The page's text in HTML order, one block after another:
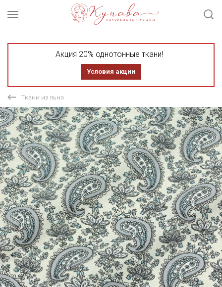
Акция 20% однотонные ткани!
Условия акции
Ткани из льна